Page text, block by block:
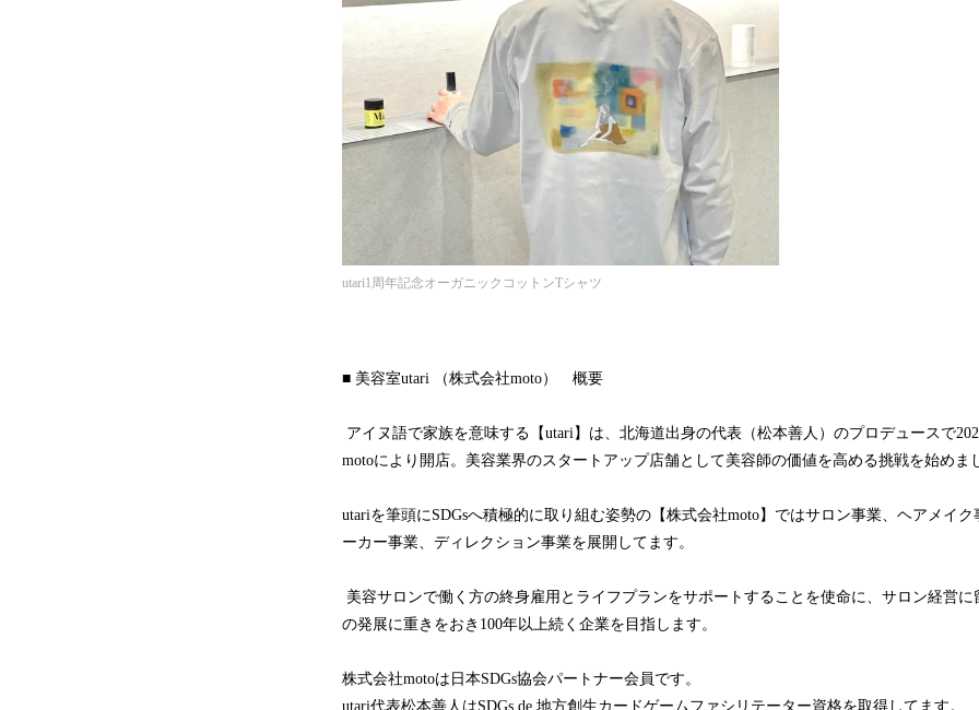
utari1周年記念オーガニックコットンTシャツ
■ 美容室utari （株式会社moto） 概要
アイヌ語で家族を意味する【utari】は、北海道出身の代表（松本善人）のプロデュースで
motoにより開店。美容業界のスタートアップ店舗として美容師の価値を高める挑戦を始めま
utariを筆頭にSDGsへ積極的に取り組む姿勢の【株式会社moto】ではサロン事業、ヘアメイ
ーカー事業、ディレクション事業を展開してます。
美容サロンで働く方の終身雇用とライフプランをサポートすることを使命に、サロン経営
の発展に重きをおき100年以上続く企業を目指します。
株式会社motoは日本SDGs協会パートナー会員です。
utari代表松本善人はSDGs de 地方創生カードゲームファシリテーター資格を取得してます。